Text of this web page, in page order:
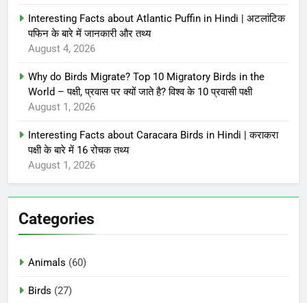
Interesting Facts about Atlantic Puffin in Hindi | अटलांटिक
पफिन के बारे में जानकारी और तथ्य
August 4, 2026
Why do Birds Migrate? Top 10 Migratory Birds in the
World – पक्षी, प्रवास पर क्यों जाते है? विश्व के 10 प्रवासी पक्षी
August 1, 2026
Interesting Facts about Caracara Birds in Hindi | कराकरा
पक्षी के बारे में 16 रोचक तथ्य
August 1, 2026
Categories
Animals (60)
Birds (27)